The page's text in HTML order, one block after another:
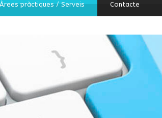
Àrees pràctiques / Serveis Contacte